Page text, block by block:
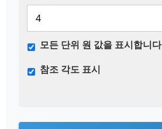
모든 단위 원 값을 표시합니다
참조 각도 표시